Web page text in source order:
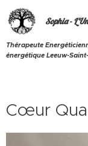
Sophia -
Thérapeute
énergétique Leeuw-
Cœur